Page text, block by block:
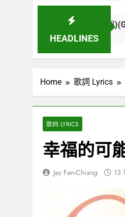
HEADLINES
時代(소녀시대)(Girls’
Home 歌詞 Lyrics
歌詞 LYRICS
幸福的可
Jay Fan-Chiang 13